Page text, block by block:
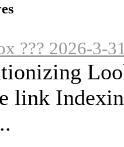
??? 2026-3-
link